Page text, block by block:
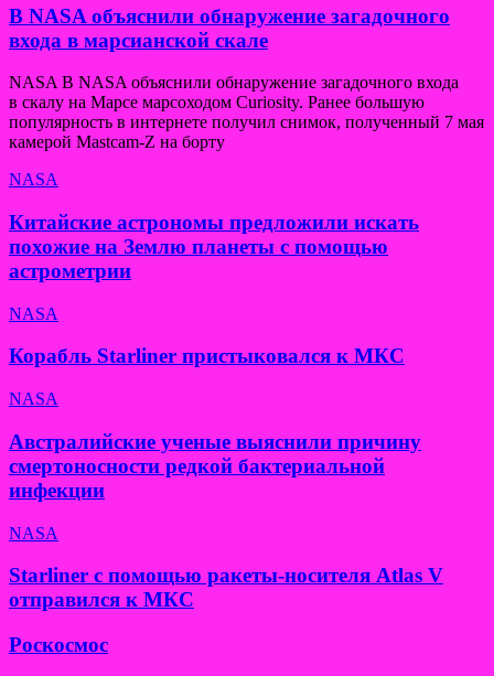
В NASA объяснили обнаружение загадочного
входа в марсианской скале
NASA В NASA объяснили обнаружение загадочного входа
в скалу на Марсе марсоходом Curiosity. Ранее большую
популярность в интернете получил снимок, полученный 7 мая
камерой Mastcam-Z на борту
NASA
Китайские астрономы предложили искать
похожие на Землю планеты с помощью
астрометрии
NASA
Корабль Starliner пристыковался к МКС
NASA
Австралийские ученые выяснили причину
смертоносности редкой бактериальной
инфекции
NASA
Starliner с помощью ракеты-носителя Atlas V
отправился к МКС
Роскосмос